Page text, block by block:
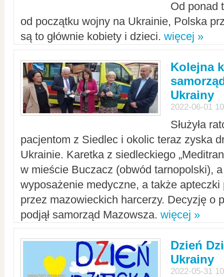
Od ponad
od początku wojny na Ukrainie, Polska
są to głównie kobiety i dzieci. więcej »
Kolejna
Ukrainy
2022-06-01
Służyła
pacjentom z Siedlec i okolic teraz zyska
Ukrainie. Karetka z siedleckiego
w mieście Buczacz (obwód tarnopolski),
wyposażenie medyczne, a także apteczki
przez mazowieckich harcerzy. Decyzję o
podjął samorząd Mazowsza. więcej »
Dzień
Ukrainy
2022-05-31